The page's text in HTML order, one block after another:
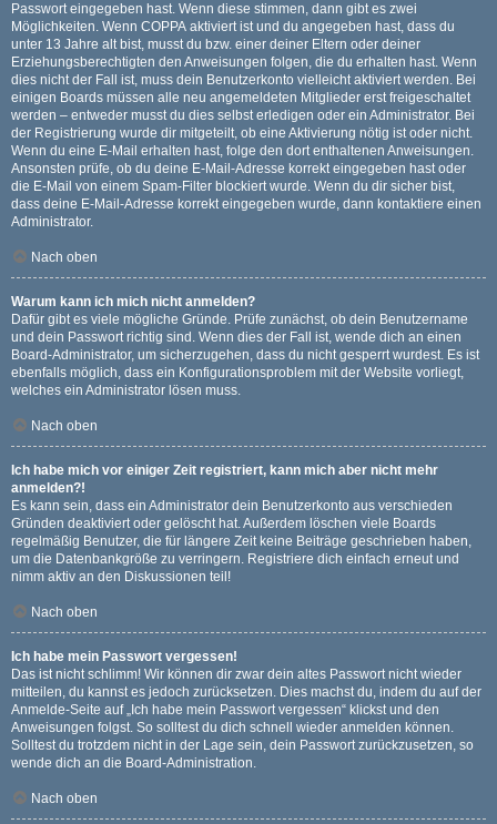
Passwort eingegeben hast. Wenn diese stimmen, dann gibt es zwei
Möglichkeiten. Wenn COPPA aktiviert ist und du angegeben hast, dass du
unter 13 Jahre alt bist, musst du bzw. einer deiner Eltern oder deiner
Erziehungsberechtigten den Anweisungen folgen, die du erhalten hast. Wenn
dies nicht der Fall ist, muss dein Benutzerkonto vielleicht aktiviert werden. Bei
einigen Boards müssen alle neu angemeldeten Mitglieder erst freigeschaltet
werden – entweder musst du dies selbst erledigen oder ein Administrator. Bei
der Registrierung wurde dir mitgeteilt, ob eine Aktivierung nötig ist oder nicht.
Wenn du eine E-Mail erhalten hast, folge den dort enthaltenen Anweisungen.
Ansonsten prüfe, ob du deine E-Mail-Adresse korrekt eingegeben hast oder
die E-Mail von einem Spam-Filter blockiert wurde. Wenn du dir sicher bist,
dass deine E-Mail-Adresse korrekt eingegeben wurde, dann kontaktiere einen
Administrator.
Nach oben
Warum kann ich mich nicht anmelden?
Dafür gibt es viele mögliche Gründe. Prüfe zunächst, ob dein Benutzername
und dein Passwort richtig sind. Wenn dies der Fall ist, wende dich an einen
Board-Administrator, um sicherzugehen, dass du nicht gesperrt wurdest. Es ist
ebenfalls möglich, dass ein Konfigurationsproblem mit der Website vorliegt,
welches ein Administrator lösen muss.
Nach oben
Ich habe mich vor einiger Zeit registriert, kann mich aber nicht mehr
anmelden?!
Es kann sein, dass ein Administrator dein Benutzerkonto aus verschieden
Gründen deaktiviert oder gelöscht hat. Außerdem löschen viele Boards
regelmäßig Benutzer, die für längere Zeit keine Beiträge geschrieben haben,
um die Datenbankgröße zu verringern. Registriere dich einfach erneut und
nimm aktiv an den Diskussionen teil!
Nach oben
Ich habe mein Passwort vergessen!
Das ist nicht schlimm! Wir können dir zwar dein altes Passwort nicht wieder
mitteilen, du kannst es jedoch zurücksetzen. Dies machst du, indem du auf der
Anmelde-Seite auf „Ich habe mein Passwort vergessen“ klickst und den
Anweisungen folgst. So solltest du dich schnell wieder anmelden können.
Solltest du trotzdem nicht in der Lage sein, dein Passwort zurückzusetzen, so
wende dich an die Board-Administration.
Nach oben